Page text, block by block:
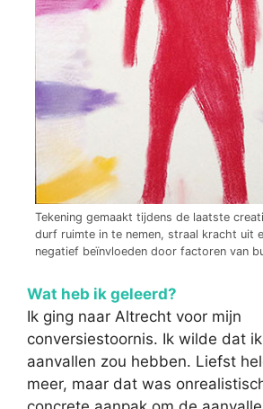
Tekening gemaakt tijdens de laatste
durf ruimte in te nemen, straal kracht uit
negatief beïnvloeden door factoren van
Wat heb ik geleerd?
Ik ging naar Altrecht voor mijn
conversiestoornis. Ik wilde dat
aanvallen zou hebben. Liefst
meer, maar dat was